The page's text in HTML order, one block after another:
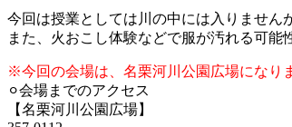
今回は授業としては川の中には入りません
また、火おこし体験などで服が汚れる可能
※今回の会場は、名栗河川公園広場になり
⚪︎会場までのアクセス
【名栗河川公園広場】